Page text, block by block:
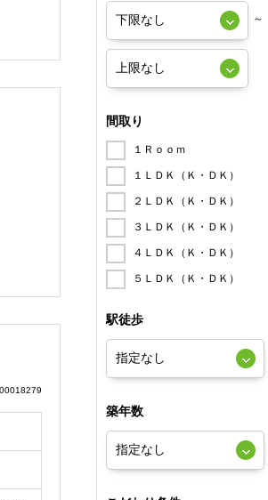
～
間取り
１Ｒｏｏｍ
１ＬＤＫ（Ｋ・ＤＫ）
２ＬＤＫ（Ｋ・ＤＫ）
３ＬＤＫ（Ｋ・ＤＫ）
４ＬＤＫ（Ｋ・ＤＫ）
５ＬＤＫ（Ｋ・ＤＫ）
駅徒歩
築年数